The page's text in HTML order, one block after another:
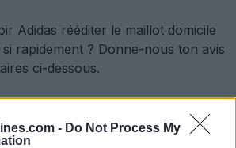
- Do Not Process My
Adidas rééditer le maillot domicile
rapidement ? Donne-nous ton avis
ci-dessous.